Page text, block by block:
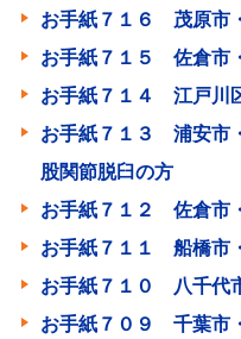
お手紙７１６ 茂原市
お手紙７１５ 佐倉市
お手紙７１４ 江戸川
お手紙７１３ 浦安市
股関節脱臼の方
お手紙７１２ 佐倉市
お手紙７１１ 船橋市
お手紙７１０ 八千代
お手紙７０９ 千葉市